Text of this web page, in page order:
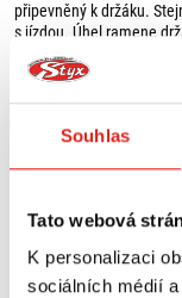
Souhlas
Tato webová
K personalizaci
sociálních médií
připevněný k držáku.
s jízdou. Úhel ramene
držákem Interphone
při každodenní jízdě na
VLASTNOSTI:
základnou
- smartphone lze
- horizontální otáčení o
Zobrazit více